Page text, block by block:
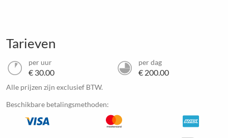
Tarieven
per uur
€ 30.00
per dag
€ 200.00
Alle prijzen zijn exclusief BTW.
Beschikbare betalingsmethoden: